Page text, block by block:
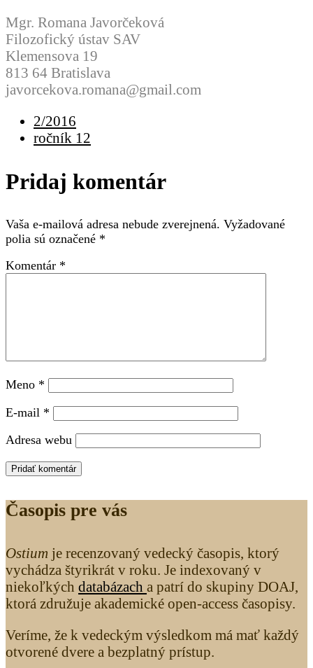
Mgr. Romana Javorčeková
Filozofický ústav SAV
Klemensova 19
813 64 Bratislava
javorcekova.romana@gmail.com
2/2016
ročník 12
Pridaj komentár
Vaša e-mailová adresa nebude zverejnená. Vyžadované
polia sú označené *
Komentár *
Meno *
E-mail *
Adresa webu
Časopis pre vás
Ostium je recenzovaný vedecký časopis, ktorý
vychádza štyrikrát v roku. Je indexovaný v
niekoľkých databázach a patrí do skupiny DOAJ,
ktorá združuje akademické open-access časopisy.
Veríme, že k vedeckým výsledkom má mať každý
otvorené dvere a bezplatný prístup.